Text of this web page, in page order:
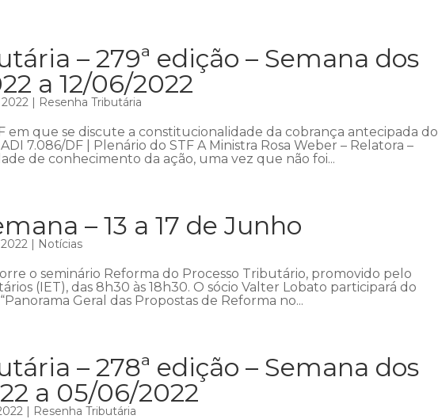
– 279ª edição – Semana dos
a 12/06/2022
2022 | Resenha Tributária
em que se discute a constitucionalidade da cobrança antecipada do
7.086/DF | Plenário do STF A Ministra Rosa Weber – Relatora –
de conhecimento da ação, uma vez que não foi...
– 13 a 17 de Junho
| Notícias
o seminário Reforma do Processo Tributário, promovido pelo
(IET), das 8h30 às 18h30. O sócio Valter Lobato participará do
Geral das Propostas de Reforma no...
– 278ª edição – Semana dos
a 05/06/2022
| Resenha Tributária